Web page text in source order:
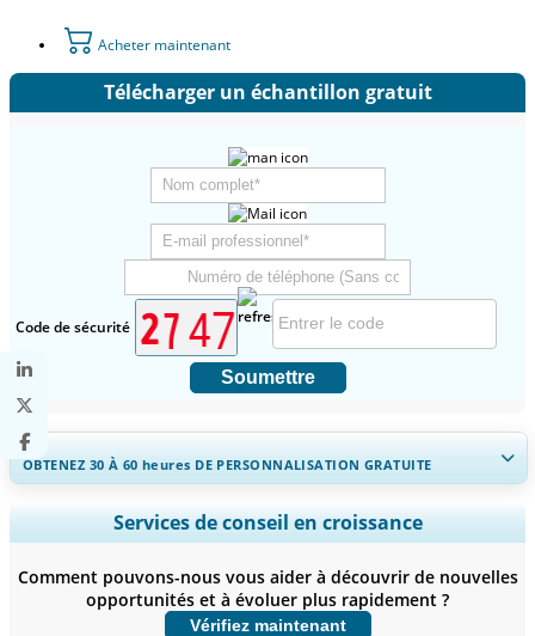
Acheter maintenant
Télécharger un échantillon gratuit
Code de sécurité
Soumettre
OBTENEZ 30 À 60heures DE PERSONNALISATION GRATUITE
Ampliar a cobertura regional e por país, Análise de segmentos,
Perfis de empresas, Benchmarking competitivo, e insights sobre o
Personnaliser maintenant
Services de conseil en croissance
Comment pouvons-nous vous aider à découvrir de nouvelles
opportunités et à évoluer plus rapidement ?
Vérifiez maintenant